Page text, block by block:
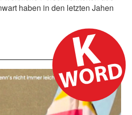
haben in den letzten Jahen